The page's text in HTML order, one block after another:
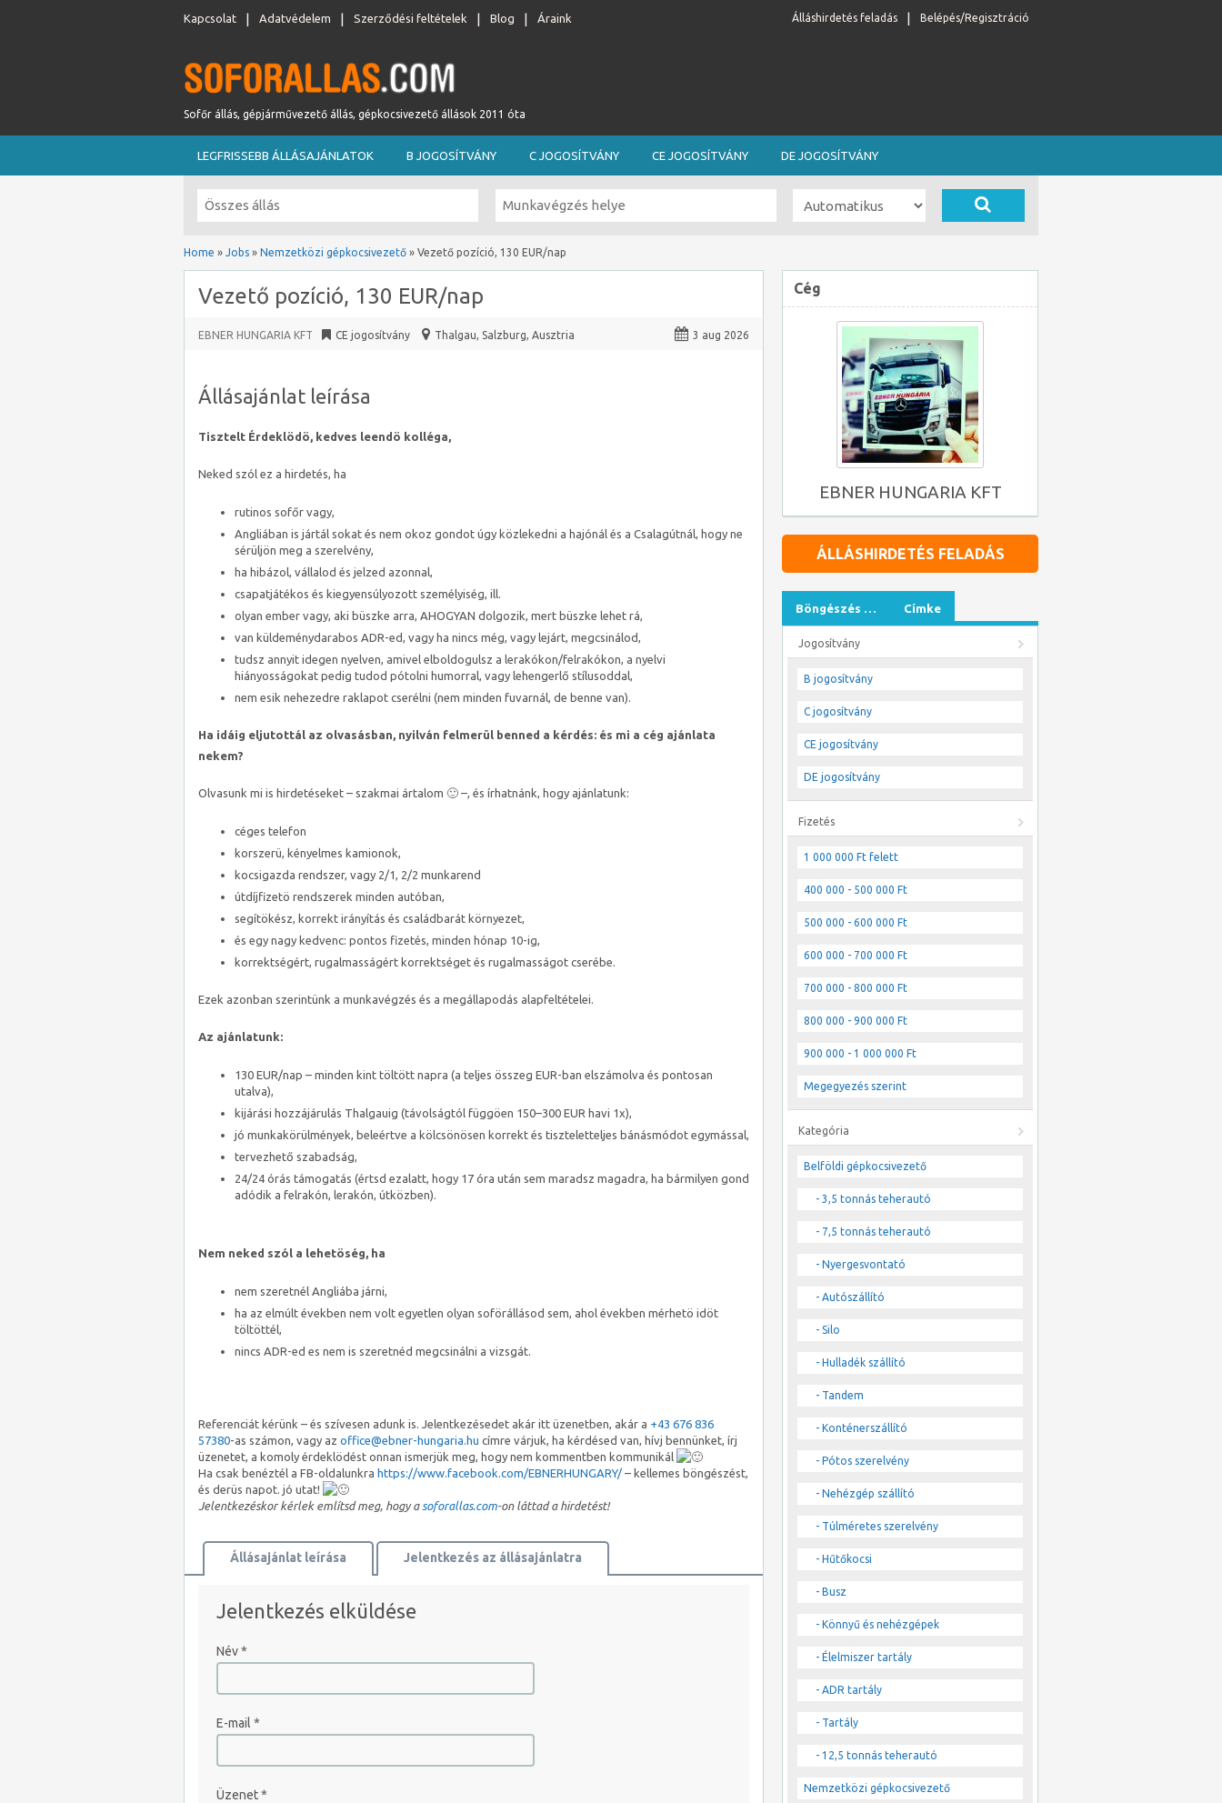
Kapcsolat Adatvédelem Szerződési feltételek Blog Áraink Belépés/Regisztráció
Álláshirdetés feladás
Sofőr állás, gépjárművezető állás, gépkocsivezető állások 2011 óta
LEGFRISSEBB ÁLLÁSAJÁNLATOK B JOGOSÍTVÁNY C JOGOSÍTVÁNY CE JOGOSÍTVÁNY DE JOGOSÍTVÁNY
Home » Jobs » Nemzetközi gépkocsivezető » Vezető pozíció, 130 EUR/nap
Vezető pozíció, 130 EUR/nap
EBNER HUNGARIA KFT CE jogosítvány Thalgau, Salzburg, Ausztria 3 aug 2026
Állásajánlat leírása
Tisztelt Érdeklödö, kedves leendö kolléga,
Neked szól ez a hirdetés, ha
rutinos sofőr vagy,
Angliában is jártál sokat és nem okoz gondot úgy közlekedni a hajónál és a Csalagútnál, hogy ne
sérüljön meg a szerelvény,
ha hibázol, vállalod és jelzed azonnal,
csapatjátékos és kiegyensúlyozott személyiség, ill.
olyan ember vagy, aki büszke arra, AHOGYAN dolgozik, mert büszke lehet rá,
van küldeménydarabos ADR-ed, vagy ha nincs még, vagy lejárt, megcsinálod,
tudsz annyit idegen nyelven, amivel elboldogulsz a lerakókon/felrakókon, a nyelvi
hiányosságokat pedig tudod pótolni humorral, vagy lehengerlő stílusoddal,
nem esik nehezedre raklapot cserélni (nem minden fuvarnál, de benne van).
Ha idáig eljutottál az olvasásban, nyilván felmerül benned a kérdés: és mi a cég ajánlata
nekem?
Olvasunk mi is hirdetéseket – szakmai ártalom 🙂 –, és írhatnánk, hogy ajánlatunk:
céges telefon
korszerü, kényelmes kamionok,
kocsigazda rendszer, vagy 2/1, 2/2 munkarend
útdíjfizetö rendszerek minden autóban,
segítökész, korrekt irányítás és családbarát környezet,
és egy nagy kedvenc: pontos fizetés, minden hónap 10-ig,
korrektségért, rugalmasságért korrektséget és rugalmasságot cserébe.
Ezek azonban szerintünk a munkavégzés és a megállapodás alapfeltételei.
Az ajánlatunk:
130 EUR/nap – minden kint töltött napra (a teljes összeg EUR-ban elszámolva és pontosan
utalva),
kijárási hozzájárulás Thalgauig (távolságtól függöen 150–300 EUR havi 1x),
jó munkakörülmények, beleértve a kölcsönösen korrekt és tiszteletteljes bánásmódot egymással,
tervezhető szabadság,
24/24 órás támogatás (értsd ezalatt, hogy 17 óra után sem maradsz magadra, ha bármilyen gond
adódik a felrakón, lerakón, útközben).
Nem neked szól a lehetöség, ha
nem szeretnél Angliába járni,
ha az elmúlt években nem volt egyetlen olyan soförállásod sem, ahol években mérhetö idöt
töltöttél,
nincs ADR-ed es nem is szeretnéd megcsinálni a vizsgát.
Referenciát kérünk – és szívesen adunk is. Jelentkezésedet akár itt üzenetben, akár a +43 676 836
57380-as számon, vagy az office@ebner-hungaria.hu címre várjuk, ha kérdésed van, hívj bennünket, írj
üzenetet, a komoly érdeklödést onnan ismerjük meg, hogy nem kommentben kommunikál
Ha csak benéztél a FB-oldalunkra https://www.facebook.com/EBNERHUNGARY/ – kellemes böngészést,
és derüs napot. jó utat!
Jelentkezéskor kérlek említsd meg, hogy a soforallas.com-on láttad a hirdetést!
Állásajánlat leírása Jelentkezés az állásajánlatra
Jelentkezés elküldése
Név*
E-mail *
Üzenet*
Cég
EBNER HUNGARIA KFT
ÁLLÁSHIRDETÉS FELADÁS
Böngészés … Címke
Jogosítvány
B jogosítvány
C jogosítvány
CE jogosítvány
DE jogosítvány
Fizetés
1 000 000 Ft felett
400 000 - 500 000 Ft
500 000 - 600 000 Ft
600 000 - 700 000 Ft
700 000 - 800 000 Ft
800 000 - 900 000 Ft
900 000 - 1 000 000 Ft
Megegyezés szerint
Kategória
Belföldi gépkocsivezető
- 3,5 tonnás teherautó
- 7,5 tonnás teherautó
- Nyergesvontató
- Autószállító
- Silo
- Hulladék szállító
- Tandem
- Konténerszállító
- Pótos szerelvény
- Nehézgép szállító
- Túlméretes szerelvény
- Hűtőkocsi
- Busz
- Könnyű és nehézgépek
- Élelmiszer tartály
- ADR tartály
- Tartály
- 12,5 tonnás teherautó
Nemzetközi gépkocsivezető